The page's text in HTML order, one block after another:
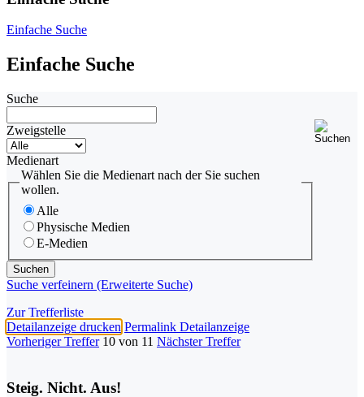
Einfache Suche
Einfache Suche
Suche
Zweigstelle
Medienart
Wählen Sie die Medienart nach der Sie suchen
wollen.
Alle
Physische Medien
E-Medien
Suche verfeinern (Erweiterte Suche)
Zur Trefferliste
Detailanzeige drucken Permalink Detailanzeige
Vorheriger Treffer 10 von 11 Nächster Treffer
Steig. Nicht. Aus!